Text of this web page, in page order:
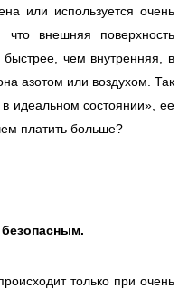
или используется очень
внешняя поверхность
чем внутренняя, в
азотом или воздухом. Так
идеальном состоянии», ее
платить больше?
только при очень